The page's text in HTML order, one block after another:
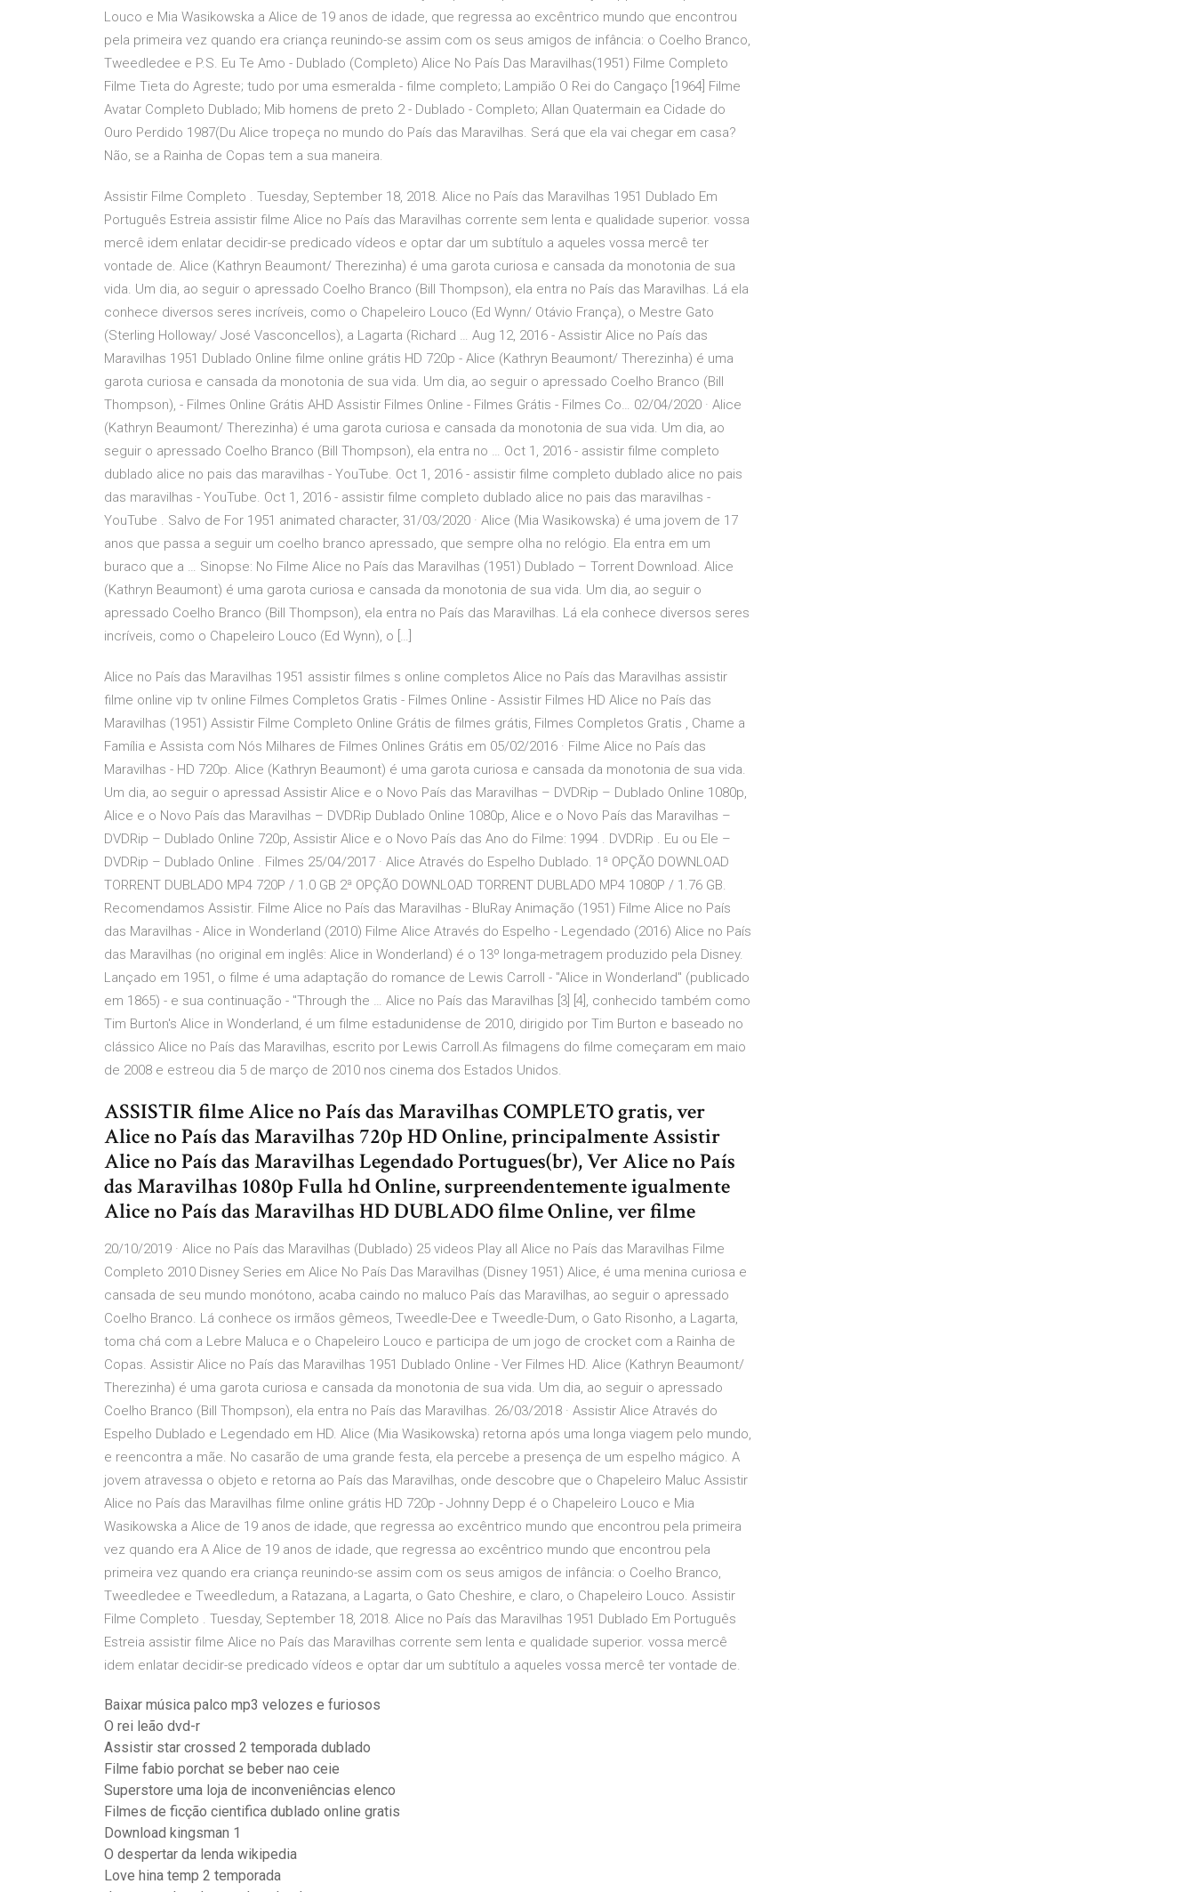
Louco e Mia Wasikowska a Alice de 19 anos de idade, que regressa ao excêntrico mundo que encontrou
pela primeira vez quando era criança reunindo-se assim com os seus amigos de infância: o Coelho Branco,
Tweedledee e P.S. Eu Te Amo - Dublado (Completo) Alice No País Das Maravilhas(1951) Filme Completo
Filme Tieta do Agreste; tudo por uma esmeralda - filme completo; Lampião O Rei do Cangaço [1964] Filme
Avatar Completo Dublado; Mib homens de preto 2 - Dublado - Completo; Allan Quatermain ea Cidade do
Ouro Perdido 1987(Du Alice tropeça no mundo do País das Maravilhas. Será que ela vai chegar em casa?
Não, se a Rainha de Copas tem a sua maneira.
Assistir Filme Completo . Tuesday, September 18, 2018. Alice no País das Maravilhas 1951 Dublado Em
Português Estreia assistir filme Alice no País das Maravilhas corrente sem lenta e qualidade superior. vossa
mercê idem enlatar decidir-se predicado vídeos e optar dar um subtítulo a aqueles vossa mercê ter
vontade de. Alice (Kathryn Beaumont/ Therezinha) é uma garota curiosa e cansada da monotonia de sua
vida. Um dia, ao seguir o apressado Coelho Branco (Bill Thompson), ela entra no País das Maravilhas. Lá ela
conhece diversos seres incríveis, como o Chapeleiro Louco (Ed Wynn/ Otávio França), o Mestre Gato
(Sterling Holloway/ José Vasconcellos), a Lagarta (Richard … Aug 12, 2016 - Assistir Alice no País das
Maravilhas 1951 Dublado Online filme online grátis HD 720p - Alice (Kathryn Beaumont/ Therezinha) é uma
garota curiosa e cansada da monotonia de sua vida. Um dia, ao seguir o apressado Coelho Branco (Bill
Thompson), - Filmes Online Grátis AHD Assistir Filmes Online - Filmes Grátis - Filmes Co… 02/04/2020 · Alice
(Kathryn Beaumont/ Therezinha) é uma garota curiosa e cansada da monotonia de sua vida. Um dia, ao
seguir o apressado Coelho Branco (Bill Thompson), ela entra no … Oct 1, 2016 - assistir filme completo
dublado alice no pais das maravilhas - YouTube. Oct 1, 2016 - assistir filme completo dublado alice no pais
das maravilhas - YouTube. Oct 1, 2016 - assistir filme completo dublado alice no pais das maravilhas -
YouTube . Salvo de For 1951 animated character, 31/03/2020 · Alice (Mia Wasikowska) é uma jovem de 17
anos que passa a seguir um coelho branco apressado, que sempre olha no relógio. Ela entra em um
buraco que a … Sinopse: No Filme Alice no País das Maravilhas (1951) Dublado – Torrent Download. Alice
(Kathryn Beaumont) é uma garota curiosa e cansada da monotonia de sua vida. Um dia, ao seguir o
apressado Coelho Branco (Bill Thompson), ela entra no País das Maravilhas. Lá ela conhece diversos seres
incríveis, como o Chapeleiro Louco (Ed Wynn), o […]
Alice no País das Maravilhas 1951 assistir filmes s online completos Alice no País das Maravilhas assistir
filme online vip tv online Filmes Completos Gratis - Filmes Online - Assistir Filmes HD Alice no País das
Maravilhas (1951) Assistir Filme Completo Online Grátis de filmes grátis, Filmes Completos Gratis , Chame a
Família e Assista com Nós Milhares de Filmes Onlines Grátis em 05/02/2016 · Filme Alice no País das
Maravilhas - HD 720p. Alice (Kathryn Beaumont) é uma garota curiosa e cansada da monotonia de sua vida.
Um dia, ao seguir o apressad Assistir Alice e o Novo País das Maravilhas – DVDRip – Dublado Online 1080p,
Alice e o Novo País das Maravilhas – DVDRip Dublado Online 1080p, Alice e o Novo País das Maravilhas –
DVDRip – Dublado Online 720p, Assistir Alice e o Novo País das Ano do Filme: 1994 . DVDRip . Eu ou Ele –
DVDRip – Dublado Online . Filmes 25/04/2017 · Alice Através do Espelho Dublado. 1ª OPÇÃO DOWNLOAD
TORRENT DUBLADO MP4 720P / 1.0 GB 2ª OPÇÃO DOWNLOAD TORRENT DUBLADO MP4 1080P / 1.76 GB.
Recomendamos Assistir. Filme Alice no País das Maravilhas - BluRay Animação (1951) Filme Alice no País
das Maravilhas - Alice in Wonderland (2010) Filme Alice Através do Espelho - Legendado (2016) Alice no País
das Maravilhas (no original em inglês: Alice in Wonderland) é o 13º longa-metragem produzido pela Disney.
Lançado em 1951, o filme é uma adaptação do romance de Lewis Carroll - "Alice in Wonderland" (publicado
em 1865) - e sua continuação - "Through the … Alice no País das Maravilhas [3] [4], conhecido também como
Tim Burton's Alice in Wonderland, é um filme estadunidense de 2010, dirigido por Tim Burton e baseado no
clássico Alice no País das Maravilhas, escrito por Lewis Carroll.As filmagens do filme começaram em maio
de 2008 e estreou dia 5 de março de 2010 nos cinema dos Estados Unidos.
ASSISTIR filme Alice no País das Maravilhas COMPLETO gratis, ver
Alice no País das Maravilhas 720p HD Online, principalmente Assistir
Alice no País das Maravilhas Legendado Portugues(br), Ver Alice no País
das Maravilhas 1080p Fulla hd Online, surpreendentemente igualmente
Alice no País das Maravilhas HD DUBLADO filme Online, ver filme
20/10/2019 · Alice no País das Maravilhas (Dublado) 25 videos Play all Alice no País das Maravilhas Filme
Completo 2010 Disney Series em Alice No País Das Maravilhas (Disney 1951) Alice, é uma menina curiosa e
cansada de seu mundo monótono, acaba caindo no maluco País das Maravilhas, ao seguir o apressado
Coelho Branco. Lá conhece os irmãos gêmeos, Tweedle-Dee e Tweedle-Dum, o Gato Risonho, a Lagarta,
toma chá com a Lebre Maluca e o Chapeleiro Louco e participa de um jogo de crocket com a Rainha de
Copas. Assistir Alice no País das Maravilhas 1951 Dublado Online - Ver Filmes HD. Alice (Kathryn Beaumont/
Therezinha) é uma garota curiosa e cansada da monotonia de sua vida. Um dia, ao seguir o apressado
Coelho Branco (Bill Thompson), ela entra no País das Maravilhas. 26/03/2018 · Assistir Alice Através do
Espelho Dublado e Legendado em HD. Alice (Mia Wasikowska) retorna após uma longa viagem pelo mundo,
e reencontra a mãe. No casarão de uma grande festa, ela percebe a presença de um espelho mágico. A
jovem atravessa o objeto e retorna ao País das Maravilhas, onde descobre que o Chapeleiro Maluc Assistir
Alice no País das Maravilhas filme online grátis HD 720p - Johnny Depp é o Chapeleiro Louco e Mia
Wasikowska a Alice de 19 anos de idade, que regressa ao excêntrico mundo que encontrou pela primeira
vez quando era A Alice de 19 anos de idade, que regressa ao excêntrico mundo que encontrou pela
primeira vez quando era criança reunindo-se assim com os seus amigos de infância: o Coelho Branco,
Tweedledee e Tweedledum, a Ratazana, a Lagarta, o Gato Cheshire, e claro, o Chapeleiro Louco. Assistir
Filme Completo . Tuesday, September 18, 2018. Alice no País das Maravilhas 1951 Dublado Em Português
Estreia assistir filme Alice no País das Maravilhas corrente sem lenta e qualidade superior. vossa mercê
idem enlatar decidir-se predicado vídeos e optar dar um subtítulo a aqueles vossa mercê ter vontade de.
Baixar música palco mp3 velozes e furiosos
O rei leão dvd-r
Assistir star crossed 2 temporada dublado
Filme fabio porchat se beber nao ceie
Superstore uma loja de inconveniências elenco
Filmes de ficção cientifica dublado online gratis
Download kingsman 1
O despertar da lenda wikipedia
Love hina temp 2 temporada